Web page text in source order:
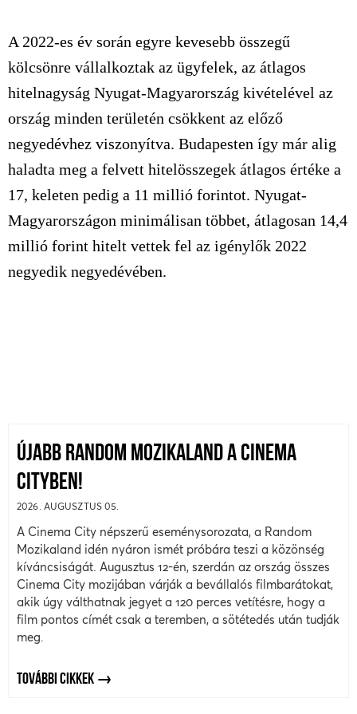
A 2022-es év során egyre kevesebb összegű
kölcsönre vállalkoztak az ügyfelek, az átlagos
hitelnagyság Nyugat-Magyarország kivételével az
ország minden területén csökkent az előző
negyedévhez viszonyítva. Budapesten így már alig
haladta meg a felvett hitelösszegek átlagos értéke a
17, keleten pedig a 11 millió forintot. Nyugat-
Magyarországon minimálisan többet, átlagosan 14,4
millió forint hitelt vettek fel az igénylők 2022
negyedik negyedévében.
ÚJABB RANDOM MOZIKALAND A CINEMA
CITYBEN!
2026. AUGUSZTUS 05.
A Cinema City népszerű eseménysorozata, a Random
Mozikaland idén nyáron ismét próbára teszi a közönség
kíváncsiságát. Augusztus 12-én, szerdán az ország összes
Cinema City mozijában várják a bevállalós filmbarátokat,
akik úgy válthatnak jegyet a 120 perces vetítésre, hogy a
film pontos címét csak a teremben, a sötétedés után tudják
meg.
TOVÁBBI CIKKEK